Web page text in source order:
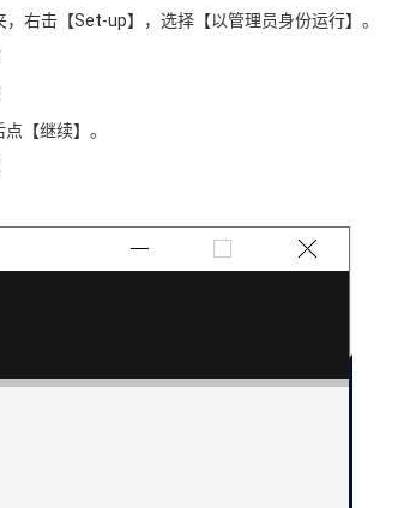
右击【Set-up】，选择【以管理员身份运行】。
【继续】。